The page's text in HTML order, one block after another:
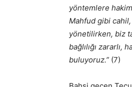
yöntemlere
Mahfud gibi
yönetilirken, biz
bağlılığı zararlı,
buluyoruz.” (7)